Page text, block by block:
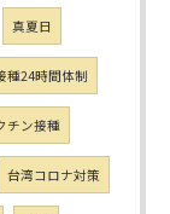
真夏日
種24時間体制
チン接種
台湾コロナ対策